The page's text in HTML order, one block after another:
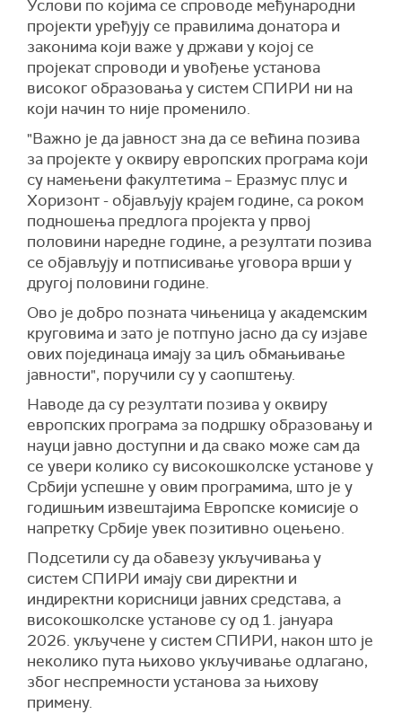
Услови по којима се спроводе међународни
пројекти уређују се правилима донатора и
законима који важе у држави у којој се
пројекат спроводи и увођење установа
високог образовања у систем СПИРИ ни на
који начин то није променило.
"Важно је да јавност зна да се већина позива
за пројекте у оквиру европских програма који
су намењени факултетима – Еразмус плус и
Хоризонт - објављују крајем године, са роком
подношења предлога пројекта у првој
половини наредне године, а резултати позива
се објављују и потписивање уговора врши у
другој половини године.
Ово је добро позната чињеница у академским
круговима и зато је потпуно јасно да су изјаве
ових појединаца имају за циљ обмањивање
јавности", поручили су у саопштењу.
Наводе да су резултати позива у оквиру
европских програма за подршку образовању и
науци јавно доступни и да свако може сам да
се увери колико су високошколске установе у
Србији успешне у овим програмима, што је у
годишњим извештајима Европске комисије о
напретку Србије увек позитивно оцењено.
Подсетили су да обавезу укључивања у
систем СПИРИ имају сви директни и
индиректни корисници јавних средстава, а
високошколске установе су од 1. јануара
2026. укључене у систем СПИРИ, након што је
неколико пута њихово укључивање одлагано,
због неспремности установа за њихову
примену.